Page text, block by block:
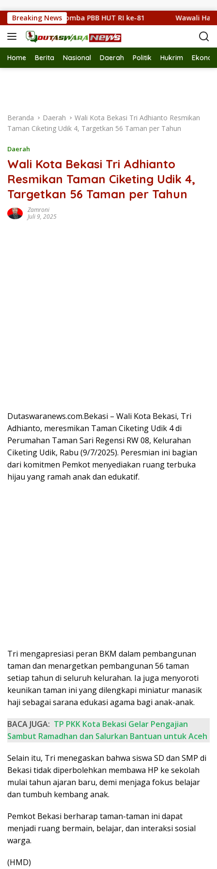
Breaking News
dalam Lomba PBB HUT RI ke-81 Wawali Harris
Home Berita Nasional Daerah Politik Hukrim
Beranda Daerah
Wali Kota Bekasi Tri Adhianto Resmikan
Taman Ciketing Udik 4, Targetkan 56 Taman per Tahun
Daerah
Wali Kota Bekasi Tri Adhianto
Resmikan Taman Ciketing Udik 4,
Targetkan 56 Taman per Tahun
Zamroni
Juli 9, 2025
Dutaswaranews.com.Bekasi – Wali Kota Bekasi, Tri
Adhianto, meresmikan Taman Ciketing Udik 4 di
Perumahan Taman Sari Regensi RW 08, Kelurahan
Ciketing Udik, Rabu (9/7/2025). Peresmian ini bagian
dari komitmen Pemkot menyediakan ruang terbuka
hijau yang ramah anak dan edukatif.
Tri mengapresiasi peran BKM dalam pembangunan
taman dan menargetkan pembangunan 56 taman
setiap tahun di seluruh kelurahan. Ia juga menyoroti
keunikan taman ini yang dilengkapi miniatur manasik
haji sebagai sarana edukasi agama bagi anak-anak.
BACA JUGA: TP PKK Kota Bekasi Gelar Pengajian
Sambut Ramadhan dan Salurkan Bantuan untuk Aceh
Selain itu, Tri menegaskan bahwa siswa SD dan SMP di
Bekasi tidak diperbolehkan membawa HP ke sekolah
mulai tahun ajaran baru, demi menjaga fokus belajar
dan tumbuh kembang anak.
Pemkot Bekasi berharap taman-taman ini dapat
menjadi ruang bermain, belajar, dan interaksi sosial
warga.
(HMD)